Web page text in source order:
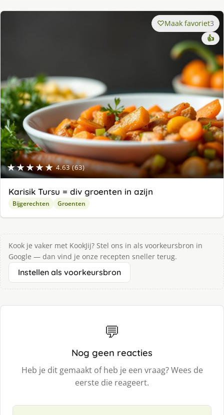
★★★★★ 4.63 (63)
Maak favoriet3
👍
Karisik Tursu = div groenten in azijn
Bijgerechten Groenten
Kook je vaker met KookJij? Stel ons in als voorkeursbron in
Google — dan vind je onze recepten sneller terug.
Instellen als voorkeursbron
💬
Nog geen reacties
Heb je dit gemaakt of heb je een vraag? Wees de
eerste die reageert.